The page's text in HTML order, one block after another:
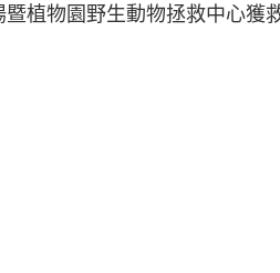
植物園野生動物拯救中心獲